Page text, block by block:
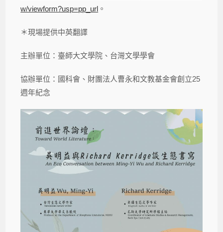
w/viewform?usp=pp_url 。
＊現場提供中英翻譯
主辦單位：臺師大文學院、台灣文學學會
協辦單位：國科會、財團法人曹永和文教基金會創立25
週年紀念